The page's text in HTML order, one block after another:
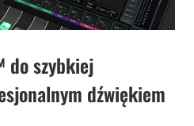
do szybkiej
dźwiękiem